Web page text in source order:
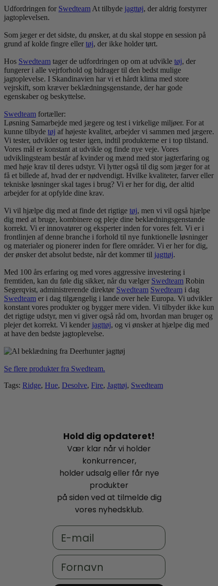
Udfordringen for Swedteam At tilbyde jagttøj, der aldrig forstyrrer
jagtoplevelsen.
Som jæger er det sidste, du ønsker, at du skal stoppe en session på
grund af kolde fingre eller tøj, der ikke holder tørt.
Hos Swedteam tager de udfordringen op om at udvikle tøj, der
fungerer i alle vejrforhold og bidrager til den bedst mulige
jagtoplevelse. I Skandinavien har vi et hårdt klima med store
vejrskift, som kræver beklædningsgenstande, der har gode
egenskaber og beskyttelse.
Swedteam fortæller:
Løsning Samarbejde med jægere og test i virkelige miljøer. For at
kunne tilbyde tøj af højeste kvalitet, arbejder vi sammen med jægere.
Vi tester, udvikler og tester igen, indtil produkterne er i top tilstand.
Vores mål er konstant at udvikle og finde nye veje. Vores
udviklingsteam består af kvinder og mænd med stor jagterfaring og
med høje krav til deres udstyr. Vi lytter også til dig som jæger for at
få et billede af, hvad der er nødvendigt. Hvilke kvaliteter, farver eller
tekniske løsninger skal tages i brug? Vi er her for dig, der altid
arbejder for at opfylde dine krav.
Vi vil hjælpe dig med at finde det rigtige tøj, men vi vil også hjælpe
dig med at bruge, kombinere og pleje dine beklædningsgenstande
korrekt. Vi er innovatører og eksperter inden for vores felt. Vi er i
frontlinjen af ​​denne branche i forhold til nye funktionelle løsninger
og materialer og pionerer inden for flere områder. Vi er her for dig,
der ønsker det absolut bedste, når det kommer til jagttøj.
Med 100 års erfaring og med vores aggressive investering i
fremtiden, kan du føle dig sikker, når du vælger Swedteam Robin
Segerqvist, administrerende direktør Swedteam Swedteam i dag
Swedteam er i dag tilgængelig i lande over hele Europa. Vi udvikler
konstant vores produkter og bygger mere viden. Vi tilbyder ikke kun
det rigtige udstyr, men vi giver også råd om, hvordan man bruger og
plejer det korrekt. Vi kender jagttøj, og vi ønsker at hjælpe dig med
at have den bedste jagtoplevelse.
Se flere produkter fra Swedteam.
Tags: Ridge, Hue, Desolve, Fire, Jagttøj, Swedteam
Hold dig opdateret!
Vær klar når vi holder
konkurrencer,
holder udsalg eller får nye
produkter
på siden ved at tilmelde dig
vores nyhedsklub.
Email
Fornavn